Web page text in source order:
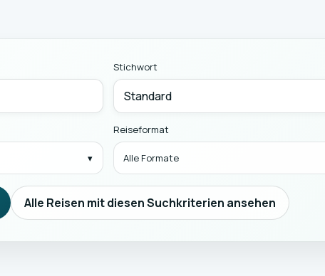
Stichwort
Reiseformat
Alle Formate
Alle Reisen mit diesen Suchkriterien ansehen